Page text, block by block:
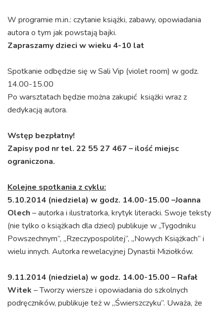
W programie m.in.: czytanie książki, zabawy, opowiadania
autora o tym jak powstają bajki.
Zapraszamy dzieci w wieku 4-10 lat
Spotkanie odbędzie się w Sali Vip (violet room) w godz.
14.00-15.00
Po warsztatach będzie można zakupić książki wraz z
dedykacją autora.
Wstęp bezpłatny!
Zapisy pod nr tel. 22 55 27 467 – ilość miejsc
ograniczona.
Kolejne spotkania z cyklu:
5.10.2014 (niedziela) w godz. 14.00-15.00 –Joanna
Olech – autorka i ilustratorka, krytyk literacki. Swoje teksty
(nie tylko o książkach dla dzieci) publikuje w „Tygodniku
Powszechnym”, „Rzeczypospolitej”, „Nowych Książkach” i
wielu innych. Autorka rewelacyjnej Dynastii Miziołków.
9.11.2014 (niedziela) w godz. 14.00-15.00 – Rafał
Witek – Tworzy wiersze i opowiadania do szkolnych
podręczników, publikuje też w „Świerszczyku”. Uważa, że